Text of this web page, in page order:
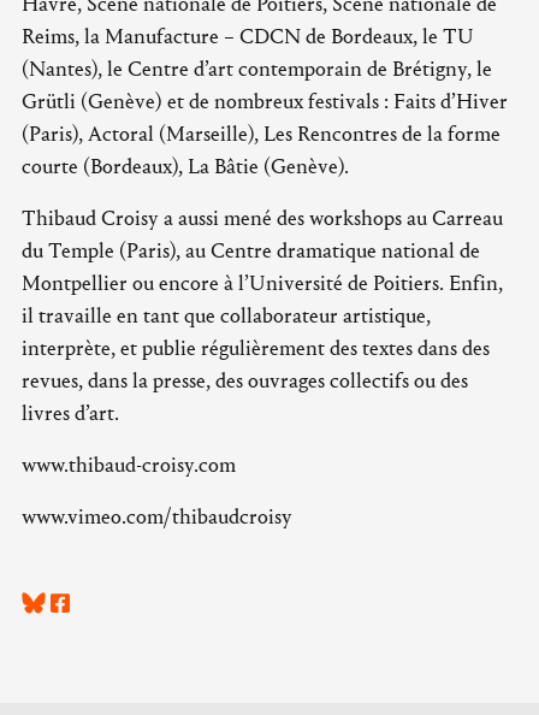
Reims, la Manufacture – CDCN de Bordeaux, le TU
(Nantes), le Centre d’art contemporain de Brétigny, le
Grütli (Genève) et de nombreux festivals : Faits d’Hiver
(Paris), Actoral (Marseille), Les Rencontres de la forme
courte (Bordeaux), La Bâtie (Genève).
Thibaud Croisy a aussi mené des workshops au Carreau
du Temple (Paris), au Centre dramatique national de
Montpellier ou encore à l’Université de Poitiers. Enfin,
il travaille en tant que collaborateur artistique,
interprète, et publie régulièrement des textes dans des
revues, dans la presse, des ouvrages collectifs ou des
livres d’art.
www.thibaud-croisy.com
www.vimeo.com/thibaudcroisy